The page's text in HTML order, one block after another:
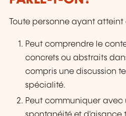
Toute personne ayant
Peut comprendre le
concrets ou abstraits
compris une discussion
spécialité.
Peut communiquer avec